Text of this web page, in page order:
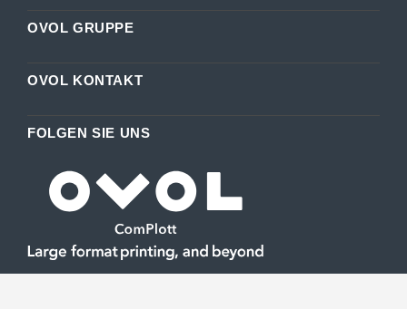
OVOL GRUPPE
OVOL KONTAKT
FOLGEN SIE UNS